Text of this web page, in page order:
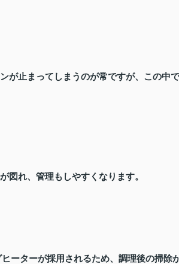
が止まってしまうのが常ですが、この中
図れ、管理もしやすくなります。
ーターが採用されるため、調理後の掃除